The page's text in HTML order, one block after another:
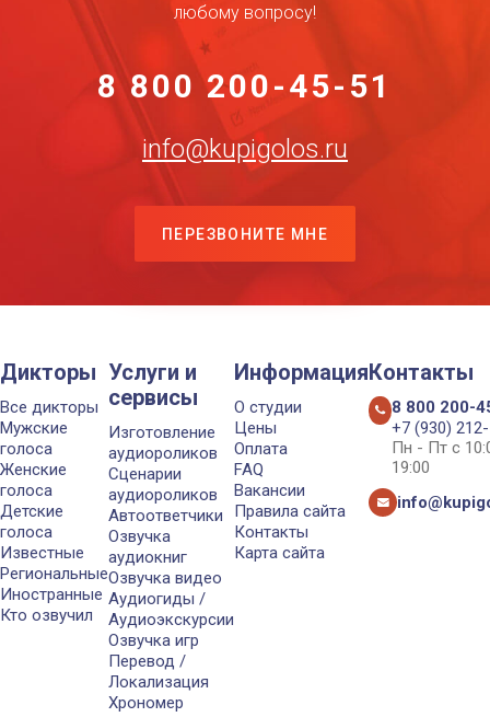
любому вопросу!
8 800 200-45-51
info@kupigolos.ru
ПЕРЕЗВОНИТЕ МНЕ
Дикторы
Все дикторы
Мужские
голоса
Женские
голоса
Детские
голоса
Известные
Региональные
Иностранные
Кто озвучил
Услуги и
сервисы
Изготовление
аудиороликов
Сценарии
аудиороликов
Автоответчики
Озвучка
аудиокниг
Озвучка видео
Аудиогиды /
Аудиоэкскурсии
Озвучка игр
Перевод /
Локализация
Хрономер
Информация
О студии
Цены
Оплата
FAQ
Вакансии
Правила сайта
Контакты
Карта сайта
Контакты
8 800 200-
+7 (930)
Пн - Пт с
19:00